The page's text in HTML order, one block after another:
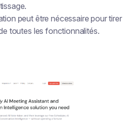
peut être nécessaire pour tirer
toutes les fonctionnalités.